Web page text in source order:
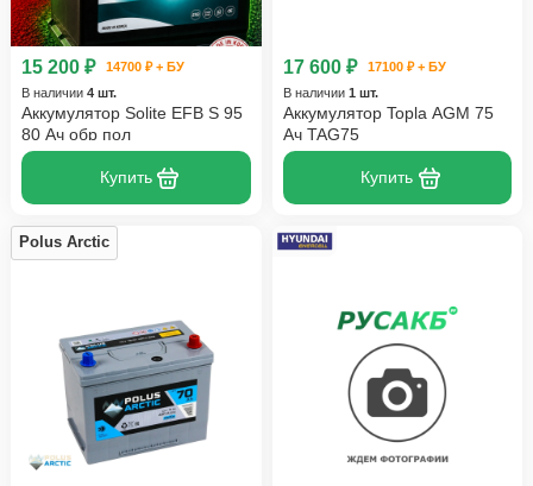
15 200 ₽
14700 ₽ + БУ
В наличии 4 шт.
Аккумулятор Solite EFB S 95
80 Ач обр пол
Купить
17 600 ₽
17100 ₽ + БУ
В наличии 1 шт.
Аккумулятор Topla AGM 75
Ач TAG75
Купить
Polus Arctic